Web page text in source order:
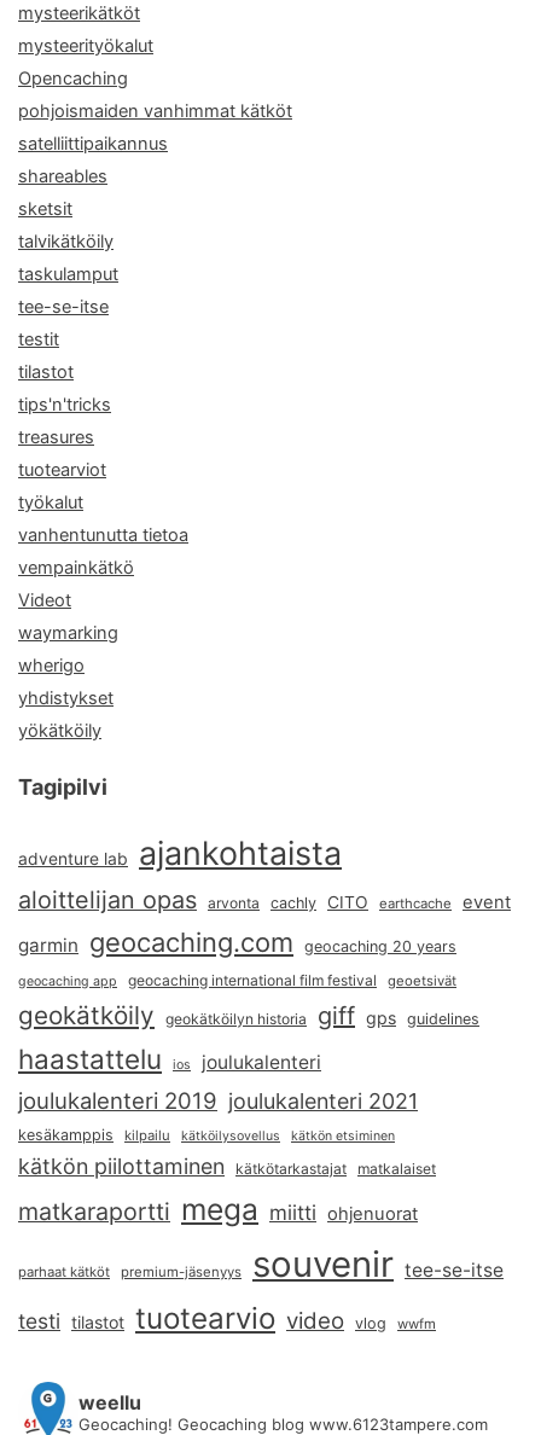
mysteerikätköt
mysteerityökalut
Opencaching
pohjoismaiden vanhimmat kätköt
satelliittipaikannus
shareables
sketsit
talvikätköily
taskulamput
tee-se-itse
testit
tilastot
tips'n'tricks
treasures
tuotearviot
työkalut
vanhentunutta tietoa
vempainkätkö
Videot
waymarking
wherigo
yhdistykset
yökätköily
Tagipilvi
adventure lab ajankohtaista
aloittelijan opas arvonta cachly CITO earthcache event
garmin geocaching.com geocaching 20 years
geocaching app geocaching international film festival geoetsivät
geokätköily geokätköilyn historia giff gps guidelines
haastattelu ios joulukalenteri
joulukalenteri 2019 joulukalenteri 2021
kesäkamppis kilpailu kätköilysovellus kätkön etsiminen
kätkön piilottaminen kätkötarkastajat matkalaiset
matkaraportti mega miitti ohjenuorat
parhaat kätköt premium-jäsenyys souvenir tee-se-itse
testi tilastot tuotearvio video vlog wwfm
weellu
Geocaching! Geocaching blog www.6123tampere.com